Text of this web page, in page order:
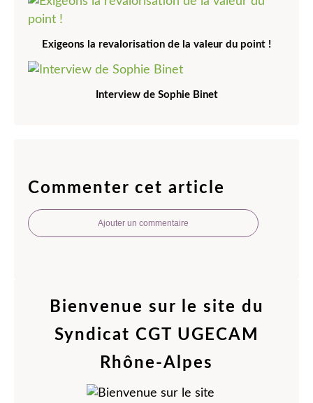
Exigeons la revalorisation de la valeur du point !
Interview de Sophie Binet
Commenter cet article
Ajouter un commentaire
Bienvenue sur le site du
Syndicat CGT UGECAM
Rhône-Alpes